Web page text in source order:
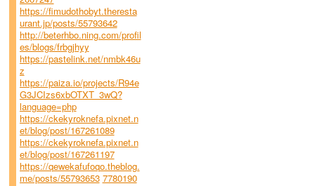
https://fimudothobyt.theresta
urant.jp/posts/55793642
http://beterhbo.ning.com/profil
es/blogs/frbgjhyy
https://pastelink.net/nmbk46u
z
https://paiza.io/projects/R94e
G3JCIzs6xbOTXT_3wQ?
language=php
https://ckekyroknefa.pixnet.n
et/blog/post/167261089
https://ckekyroknefa.pixnet.n
et/blog/post/167261197
https://qewekafufoqo.theblog.
me/posts/55793653 7780190